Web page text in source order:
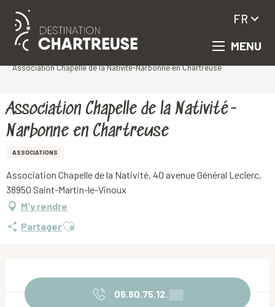
Aller
MENU
FR
Association Chapelle de la Nativité-Narbonne en Chartreuse
Association Chapelle de la Nativité-
Narbonne en Chartreuse
ASSOCIATIONS
Association Chapelle de la Nativité, 40 avenue Général Leclerc,
38950 Saint-Martin-le-Vinoux
M'y rendre
PartagerAjouter aux favoris
06.60.75.12. ▒▒